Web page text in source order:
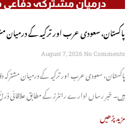
پاکستان، سعودی عرب اور ترکیہ کے درمیان
August 7, 2026 No Comments
پاکستان، سعودی عرب اور ترکیہ کے درمیان
ہیں۔ خبر رساں ادارے رائٹرز کے مطابق علاقائی
مزید پڑھیں